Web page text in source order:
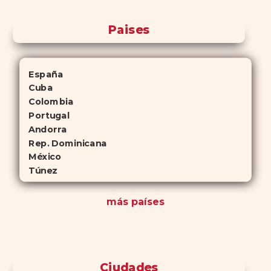
Paises
España
Cuba
Colombia
Portugal
Andorra
Rep. Dominicana
México
Túnez
más países
Ciudades